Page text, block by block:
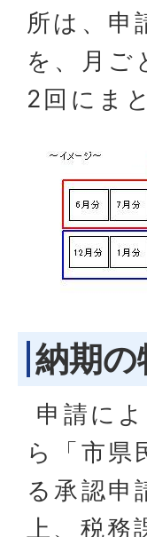
所は、申
を、月ご
2回にま
納期
申請に
ら「市県
る承認申
上、税務